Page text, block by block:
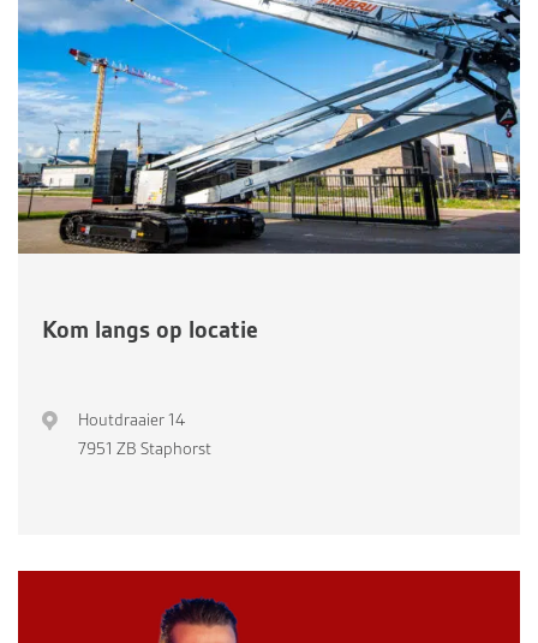
Kom langs op locatie
Houtdraaier 14
7951 ZB Staphorst